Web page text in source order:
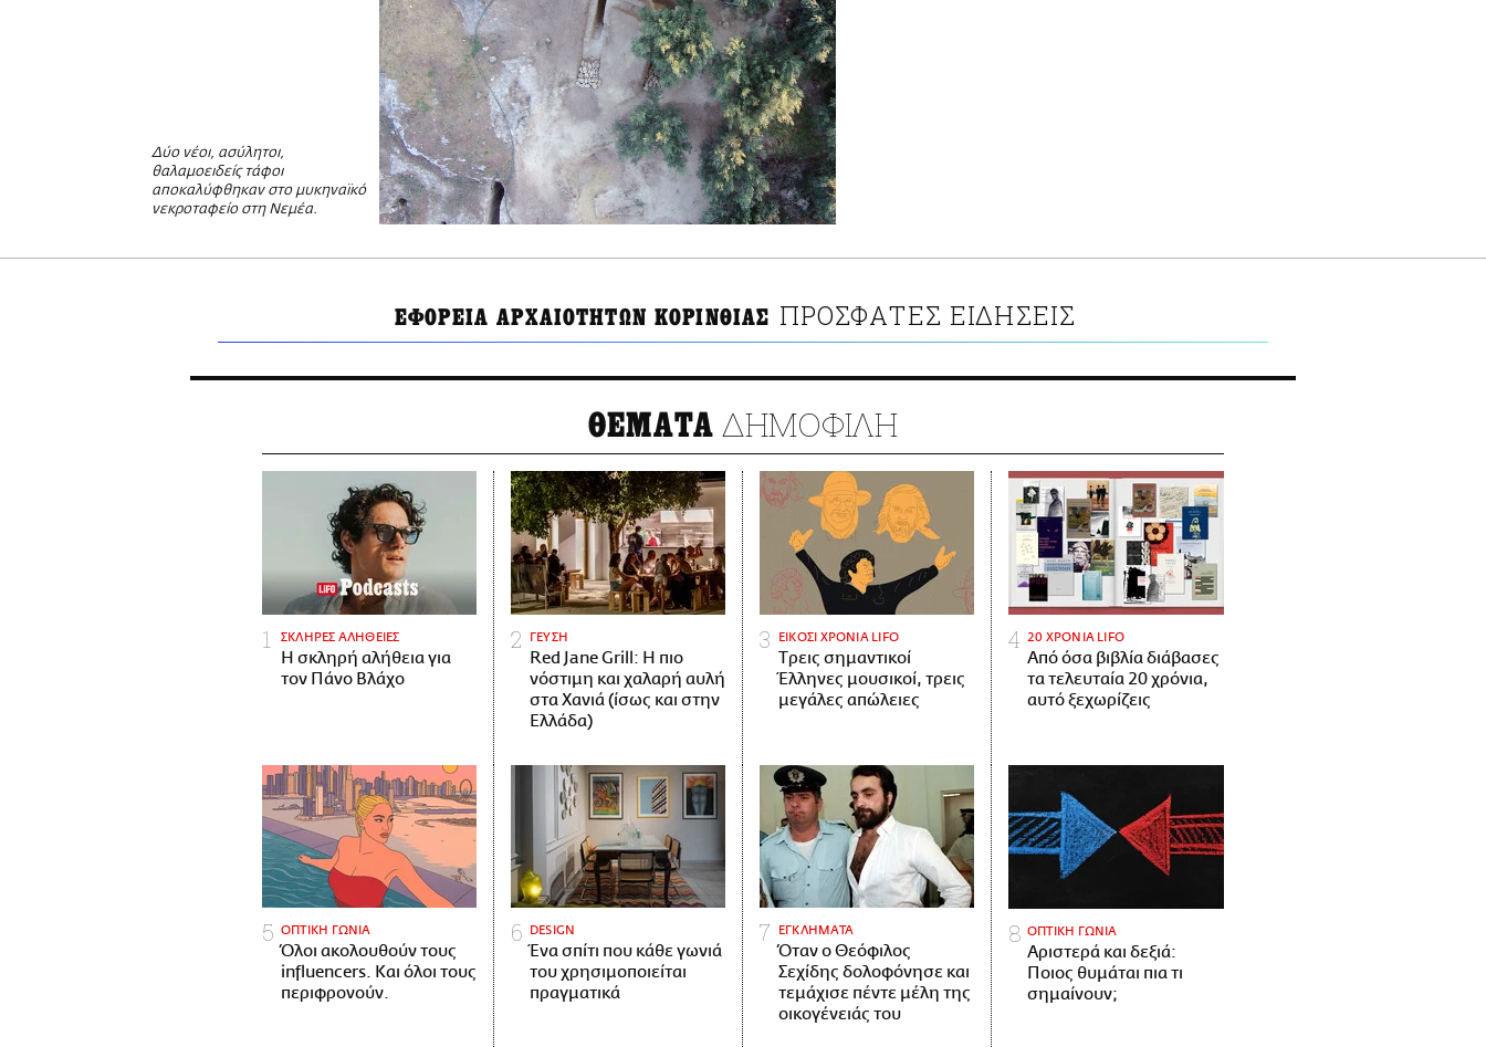
Δύο νέοι, ασύλητοι,
θαλαμοειδείς τάφοι
αποκαλύφθηκαν στο μυκηναϊκό
νεκροταφείο στη Νεμέα.
ΕΦΟΡΕΙΑ ΑΡΧΑΙΟΤΗΤΩΝ ΚΟΡΙΝΘΙΑΣ ΠΡΟΣΦΑΤΕΣ ΕΙΔΗΣΕΙΣ
ΘΕΜΑΤΑ ΔΗΜΟΦΙΛΗ
ΣΚΛΗΡΕΣ ΑΛΗΘΕΙΕΣ
H σκληρή αλήθεια για
τον Πάνο Βλάχο
ΓΕΥΣΗ
Red Jane Grill: Η πιο
νόστιμη και χαλαρή αυλή
στα Χανιά (ίσως και στην
Ελλάδα)
ΕΙΚΟΣΙ ΧΡΟΝΙΑ LIFO
Tρεις σημαντικοί
Έλληνες μουσικοί, τρεις
μεγάλες απώλειες
20 ΧΡΟΝΙΑ LIFO
Από όσα βιβλία διάβασες
τα τελευταία 20 χρόνια,
αυτό ξεχωρίζεις
ΟΠΤΙΚΗ ΓΩΝΙΑ
Όλοι ακολουθούν τους
influencers. Και όλοι τους
περιφρονούν.
DESIGN
Ένα σπίτι που κάθε γωνιά
του χρησιμοποιείται
πραγματικά
ΕΓΚΛΗΜΑΤΑ
Όταν ο Θεόφιλος
Σεχίδης δολοφόνησε και
τεμάχισε πέντε μέλη της
οικογένειάς του
ΟΠΤΙΚΗ ΓΩΝΙΑ
Αριστερά και δεξιά:
Ποιος θυμάται πια τι
σημαίνουν;